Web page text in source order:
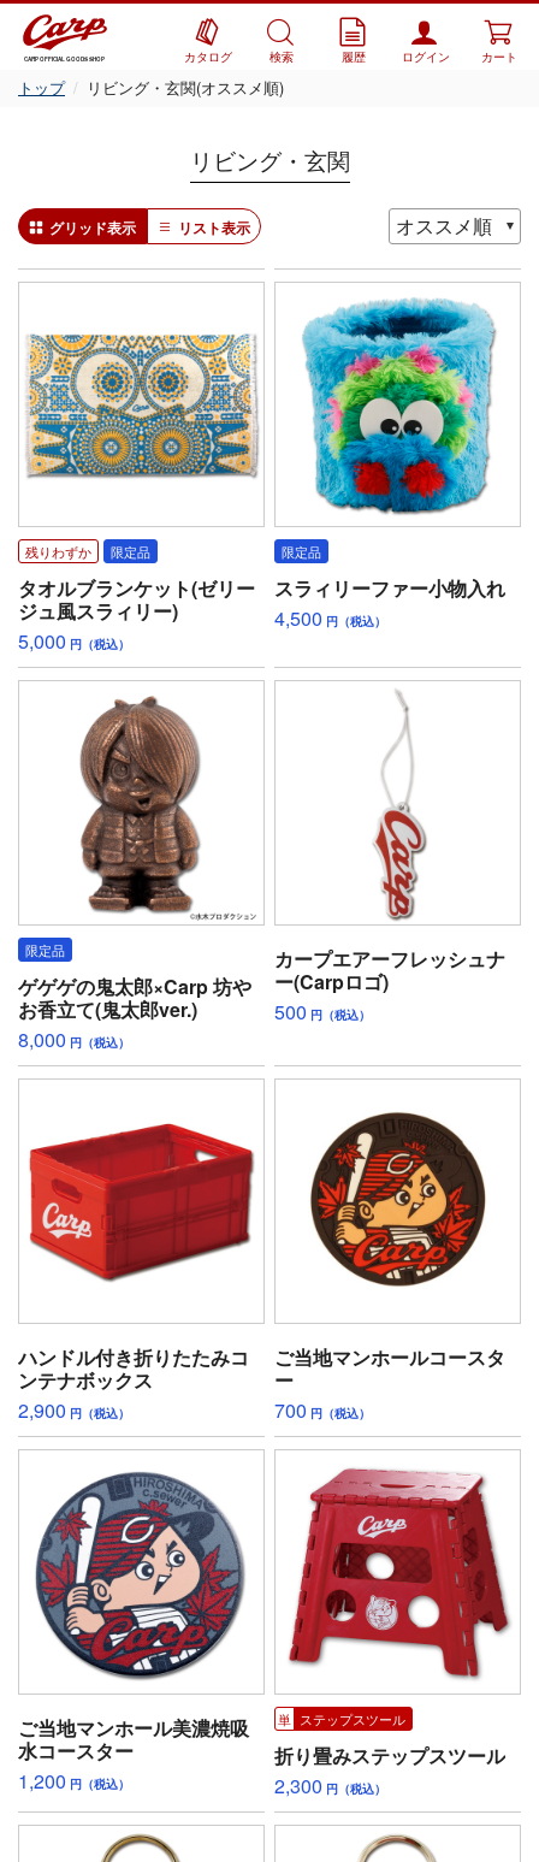
CARP OFFICIAL GOODS SHOP カタログ 検索 履歴 ログイン カート
トップ リビング・玄関(オススメ順)
リビング・玄関
グリッド表示 リスト表示
残りわずか 限定品
タオルブランケット(ゼリー
ジュ風スラィリー)
5,000 円（税込）
限定品
スラィリーファー小物入れ
4,500 円（税込）
限定品
ゲゲゲの鬼太郎×Carp 坊や
お香立て(鬼太郎ver.)
8,000 円（税込）
カープエアーフレッシュナ
ー(Carpロゴ)
500 円（税込）
ハンドル付き折りたたみコ
ンテナボックス
2,900 円（税込）
ご当地マンホールコースタ
ー
700 円（税込）
ご当地マンホール美濃焼吸
水コースター
1,200 円（税込）
ステップスツール
折り畳みステップスツール
2,300 円（税込）